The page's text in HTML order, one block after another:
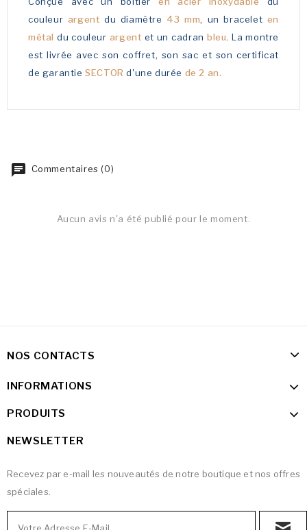
couleur argentdu diamètre 43 mm, un bracelet en
métaldu couleur argent et un cadran bleu. La montre
est livrée avec son coffret, son sac et son certificat
de garantieSECTORd'une durée de 2 an.
Commentaires (0)
Aucun avis n'a été publié pour le moment.
NOS CONTACTS
INFORMATIONS
PRODUITS
NEWSLETTER
Recevez par e-mail les nouveautés de notre boutique et nos offres
spéciales.